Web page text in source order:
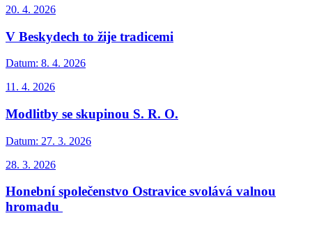
20. 4. 2026
V Beskydech to žije tradicemi
Datum: 8. 4. 2026
11. 4. 2026
Modlitby se skupinou S. R. O.
Datum: 27. 3. 2026
28. 3. 2026
Honební společenstvo Ostravice svolává valnou
hromadu